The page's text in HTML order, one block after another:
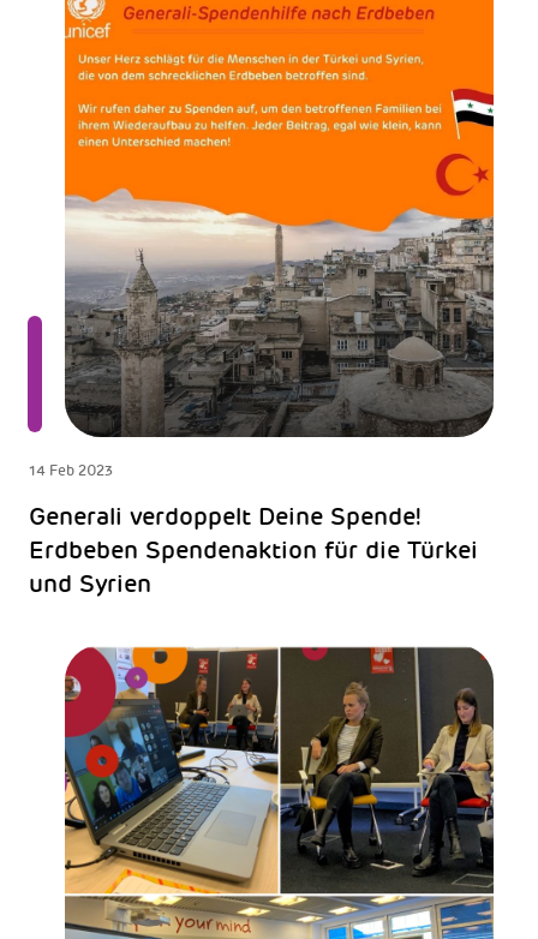
14 Feb 2023
Generali verdoppelt Deine Spende!
Erdbeben Spendenaktion für die Türkei
und Syrien